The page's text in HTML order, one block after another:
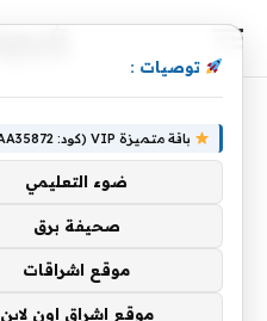
توصيات :
باقة متميزة VIP (كود: AA35872):
ضوء التعليمي
صحيفة برق
موقع اشراقات
موقع اشراق اون لاين